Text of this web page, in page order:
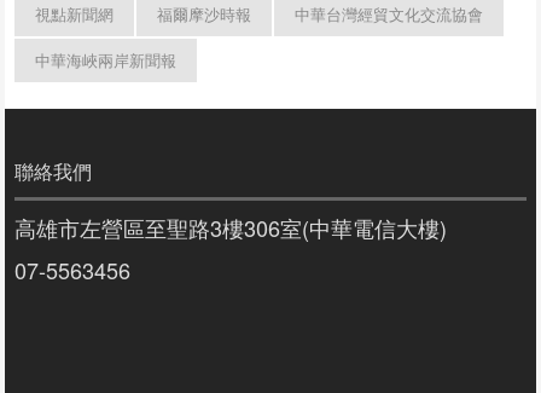
視點新聞網 福爾摩沙時報
中華台灣經貿文化交流協會
中華海峽兩岸新聞報
聯絡我們
高雄市左營區至聖路3樓306室(中華電信大樓)
07-5563456